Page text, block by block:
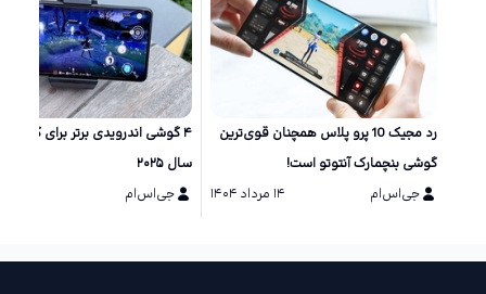
رد مجیک 10 پرو پلاس همچنان قوی‌ترین
گوشی بنچمارک آنتوتو است!
جی‌اس‌ام
۱۴ مرداد ۱۴۰۴
۴ گوشی اندرویدی برتر برای
سال ۲۰۲۵
جی‌اس‌ام